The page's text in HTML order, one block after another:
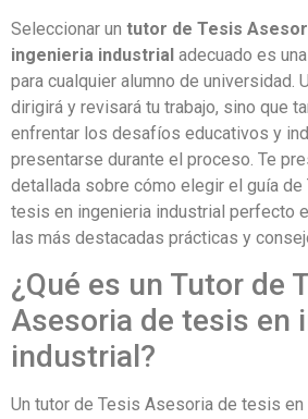
Seleccionar un tutor de Tesis
ingenieria industrial adecuado es
para cualquier alumno de universidad.
dirigirá y revisará tu trabajo, sino que
enfrentar los desafíos educativos y
presentarse durante el proceso. Te
detallada sobre cómo elegir el guía
tesis en ingenieria industrial perfecto
las más destacadas prácticas y
¿Qué es un Tutor de
Asesoria de tesis en
industrial?
Un tutor de Tesis Asesoria de tesis